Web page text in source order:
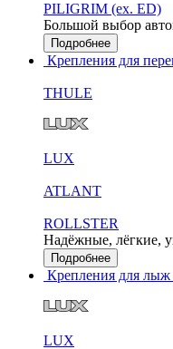
PILIGRIM (ex. ED)
Большой выбор
Подробнее
Крепления для
THULE
LUX
ATLANT
ROLLSTER
Надёжные, лёгкие,
Подробнее
Крепления для лыж
LUX